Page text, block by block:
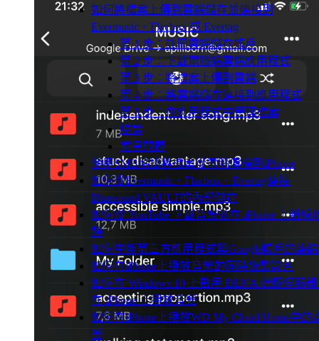
如何將檔案上傳到雲端儲存並連接到
Evermusic、Flacbox 或 Evertag
第 1 步：註冊雲端儲存帳戶
第 2 步：下載電腦端雲端應用程式
第 3 步：將檔案上傳到雲端
第 4 步：將雲端儲存連接到應用程式
第 5 步：在應用程式中管理檔案
結論
常見問題
使用SMB協議將檔案從電腦傳輸到iPhone
如何從Evermusic、Flacbox、Evertag連接
Bluesound VAULT的內部儲存
如何從 YouTube 下載音樂並在 iPhone 上離線
聽
如何中斷第三方應用程式與Google帳戶的連結
如何在iPhone上播放音樂的同時錄製影片
如何在 Windows 10 上啟用 DLNA 媒體伺服
在 iPhone 上播放音樂
如何在iPhone上播放WD My Cloud Home中的
樂